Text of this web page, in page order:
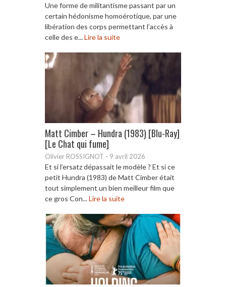
Une forme de militantisme passant par un
certain hédonisme homoérotique, par une
libération des corps permettant l’accès à
celle des e...Lire la suite
Matt Cimber – Hundra (1983) [Blu-Ray]
[Le Chat qui fume]
Olivier ROSSIGNOT - 9 avril 2026
Et si l’ersatz dépassait le modèle ? Et si ce
petit Hundra (1983) de Matt Cimber était
tout simplement un bien meilleur film que
ce gros Con...Lire la suite